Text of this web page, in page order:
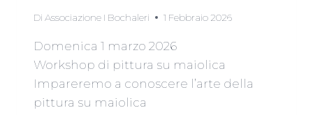
Di Associazione I Bochaleri 1 Febbraio 2026
Domenica 1 marzo 2026
Workshop di pittura su maiolica
Impareremo a conoscere l’arte della
pittura su maiolica